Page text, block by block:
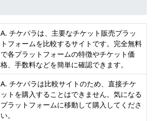
A. チケパラは、主要なチケット販売プラッ
トフォームを比較するサイトです。完全無料
で各プラットフォームの特徴やチケット価
格、手数料などを簡単に確認できます。
A. チケパラは比較サイトのため、直接チケ
ットを購入することはできません。気になる
プラットフォームに移動して購入してくださ
い。